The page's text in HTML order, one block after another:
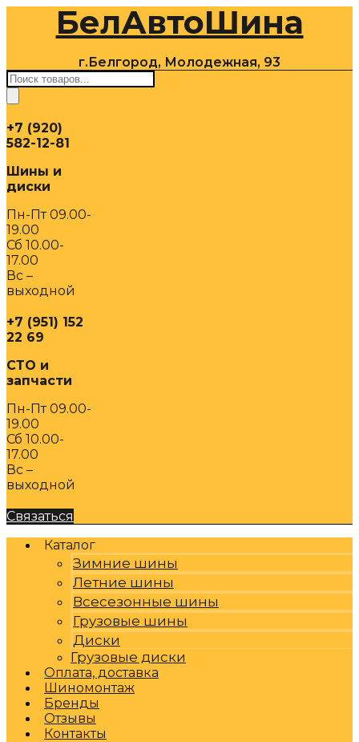
содержимомуБелАвтоШина
г.Белгород, Молодежная, 93
Поиск
товаров
+7 (920)
582-12-81
Шины и
диски
Пн-Пт 09.00-
19.00
Сб 10.00-
17.00
Вс –
выходной
+7 (951) 152
22 69
СТО и
запчасти
Пн-Пт 09.00-
19.00
Сб 10.00-
17.00
Вс –
выходной
Связаться
Каталог
Зимние шины
Летние шины
Всесезонные шины
Грузовые шины
Диски
Грузовые диски
Оплата, доставка
Шиномонтаж
Бренды
Отзывы
Контакты